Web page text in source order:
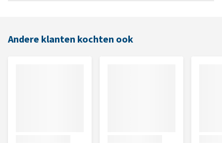
Andere klanten kochten ook